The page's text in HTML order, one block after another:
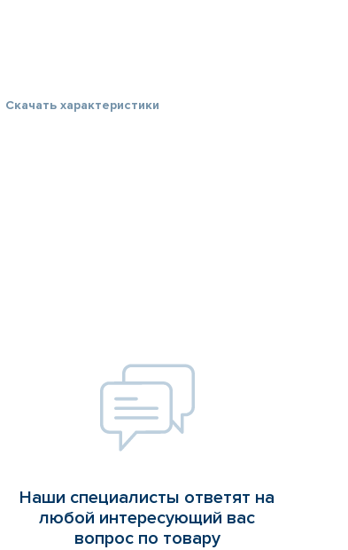
Скачать характеристики
Наши специалисты ответят на
любой интересующий вас
вопрос по товару